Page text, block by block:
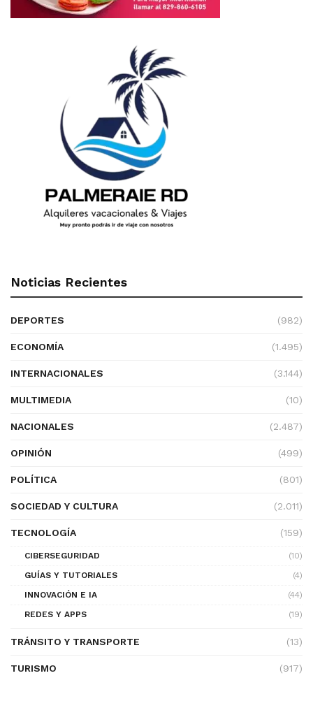
Noticias Recientes
DEPORTES (982)
ECONOMÍA (1.495)
INTERNACIONALES (3.144)
MULTIMEDIA (10)
NACIONALES (2.487)
OPINIÓN (499)
POLÍTICA (801)
SOCIEDAD Y CULTURA (2.011)
TECNOLOGÍA (159)
CIBERSEGURIDAD
(10)
GUÍAS Y TUTORIALES
(4)
INNOVACIÓN E IA
(44)
REDES Y APPS
(19)
TRÁNSITO Y TRANSPORTE (13)
TURISMO (917)